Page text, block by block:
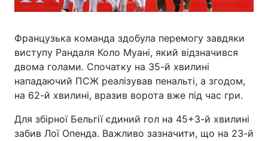
Французька команда здобула перемогу завдяки
виступу Рандаля Коло Муані, який відзначився
двома голами. Спочатку на 35-й хвилині
нападаючий ПСЖ реалізував пенальті, а згодом,
на 62-й хвилині, вразив ворота вже під час гри.
Для збірної Бельгії єдиний гол на 45+3-й хвилині
забив Лої Опенда. Важливо зазначити, що на 23-й